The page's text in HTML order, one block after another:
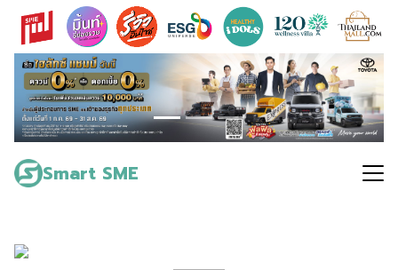
Skip
content
Smart SME
Search
for: